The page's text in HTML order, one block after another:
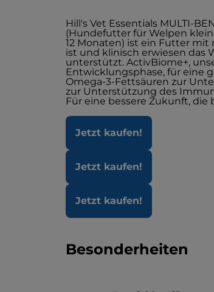
Hill's Vet Essentials MULTI-
(Hundefutter für Welpen
12 Monaten) ist ein Futter mit
ist und klinisch erwiesen das
unterstützt. ActivBiome+,
Entwicklungsphase, für eine
Omega-3-Fettsäuren zur
zur Unterstützung des
Für eine bessere Zukunft,
Jetzt kaufen!
Jetzt kaufen!
Jetzt kaufen!
Besonderheiten